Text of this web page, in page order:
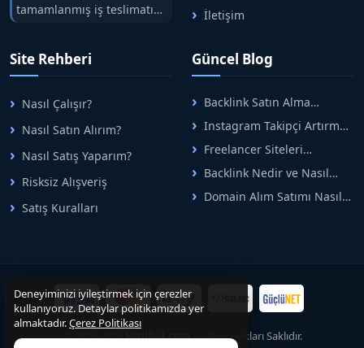
tamamlanmış iş teslimatını
tek çatıda buluşturuyoruz.
arasındaki süreci risksiz
alışveriş sistemi ile koruyan
ticaretin güvenli
adreslerinden birisidir.
İletişim
Site Rehberi
Nasıl Çalışır?
Nasıl Satın Alırım?
Nasıl Satış Yaparım?
Risksiz Alışveriş
Satış Kuralları
Güncel Blog
Backlink Satın Alma
Rehberi: Güvenli SEO İçin
Doğru Adımlar
Instagram Takipçi Artırma
Yöntemleri: Organik Büyüme
Rehberi
Freelancer Siteleri
Arasında Doğru Seçim Nasıl
Yapılır
Backlink Nedir ve Nasıl
Alınır? Etkili Yöntemler
Domain Alım Satımı Nasıl
© 2015-2026Hizlibul.com— Tüm Hakları Saklıdır.
Deneyiminizi iyileştirmek için çerezler
kullanıyoruz. Detaylar politikamızda yer
almaktadır.Çerez Politikası